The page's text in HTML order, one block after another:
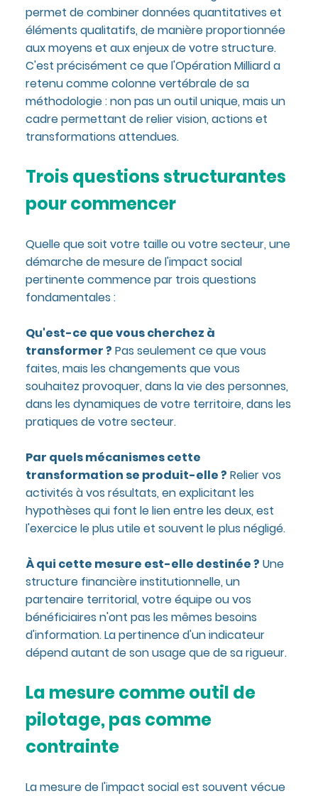
permet de combiner données quantitatives et
éléments qualitatifs, de manière proportionnée
aux moyens et aux enjeux de votre structure.
C'est précisément ce que l'Opération Milliard a
retenu comme colonne vertébrale de sa
méthodologie : non pas un outil unique, mais un
cadre permettant de relier vision, actions et
transformations attendues.
Trois questions structurantes
pour commencer
Quelle que soit votre taille ou votre secteur, une
démarche de mesure de l'impact social
pertinente commence par trois questions
fondamentales :
Qu'est-ce que vous cherchez à
transformer ? Pas seulement ce que vous
faites, mais les changements que vous
souhaitez provoquer, dans la vie des personnes,
dans les dynamiques de votre territoire, dans les
pratiques de votre secteur.
Par quels mécanismes cette
transformation se produit-elle ? Relier vos
activités à vos résultats, en explicitant les
hypothèses qui font le lien entre les deux, est
l'exercice le plus utile et souvent le plus négligé.
À qui cette mesure est-elle destinée ? Une
structure financière institutionnelle, un
partenaire territorial, votre équipe ou vos
bénéficiaires n'ont pas les mêmes besoins
d'information. La pertinence d'un indicateur
dépend autant de son usage que de sa rigueur.
La mesure comme outil de
pilotage, pas comme
contrainte
La mesure de l'impact social est souvent vécue